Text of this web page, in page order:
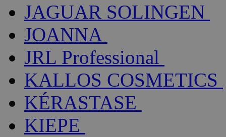
JAGUAR SOLINGEN
JOANNA
JRL Professional
KALLOS COSMETICS
KÉRASTASE
KIEPE